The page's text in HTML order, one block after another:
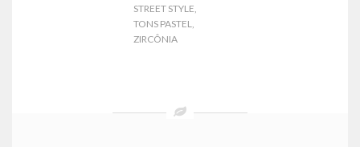
STREET STYLE,
TONS PASTEL,
ZIRCÔNIA